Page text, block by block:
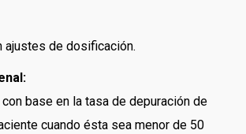
ajustes de dosificación.
base en la tasa de depuración de
cuando ésta sea menor de 50